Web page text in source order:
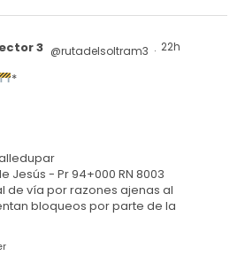
3 @rutadelsoltram3 · 22h
*
Jesús - Pr 94+000 RN 8003
de vía por razones ajenas al
bloqueos por parte de la